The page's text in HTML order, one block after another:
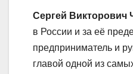
Сергей Викторович
в России и за её
предприниматель и
главой одной из